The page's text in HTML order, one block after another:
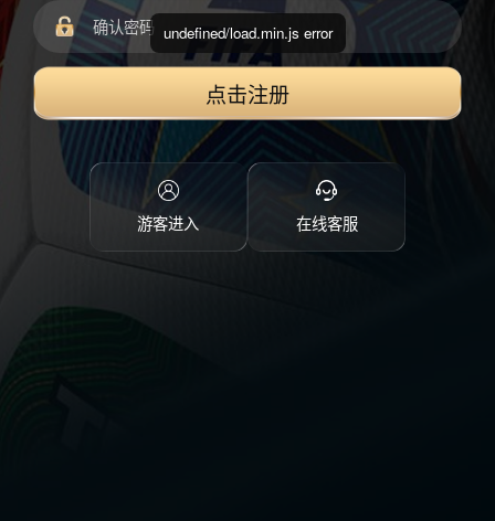
点击注册
游客进入 在线客服
undefined/load.min.js error